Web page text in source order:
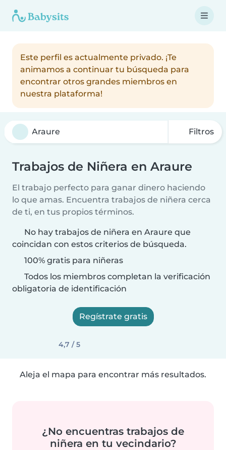
Este perfil es actualmente privado. ¡Te
animamos a continuar tu búsqueda para
encontrar otros grandes miembros en
nuestra plataforma!
Filtros
Trabajos de Niñera en Araure
El trabajo perfecto para ganar dinero haciendo
lo que amas. Encuentra trabajos de niñera cerca
de ti, en tus propios términos.
No hay trabajos de niñera en Araure que
coincidan con estos criterios de búsqueda.
100% gratis para niñeras
Todos los miembros completan la verificación
obligatoria de identificación
Regístrate gratis
4,7 / 5
Aleja el mapa para encontrar más resultados.
¿No encuentras trabajos de
niñera en tu vecindario?